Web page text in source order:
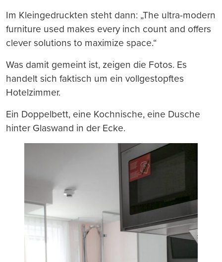
Im Kleingedruckten steht dann: „The ultra-modern
furniture used makes every inch count and offers
clever solutions to maximize space.“
Was damit gemeint ist, zeigen die Fotos. Es
handelt sich faktisch um ein vollgestopftes
Hotelzimmer.
Ein Doppelbett, eine Kochnische, eine Dusche
hinter Glaswand in der Ecke.